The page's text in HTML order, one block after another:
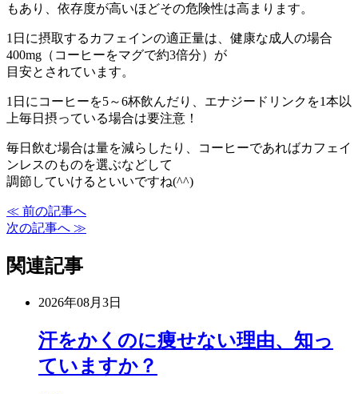
もあり、依存度が高いほどその危険性は高まります。
1日に摂取するカフェインの適正量は、健康な成人の場合
400mg（コーヒーをマグで約3倍分）が
目安とされています。
1日にコーヒーを5～6杯飲んだり、エナジードリンクを1本以
上毎日摂っている場合は要注意！
毎日飲む場合は量を減らしたり、コーヒーであればカフェイ
ンレスのものを選ぶなどして
調節していけるといいですね(^^)
≪ 前の記事へ
次の記事へ ≫
関連記事
2026年08月3日
汗をかくのに痩せない理由、知っ
ていますか？